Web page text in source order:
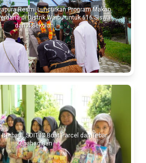
Resmi Luncurkan Program Makan
di Distrik Waibu untuk 616 Siswa
dari 4 Sekolah
SDIT IC Buat Parcel dan Tebar
Kebahagiaan